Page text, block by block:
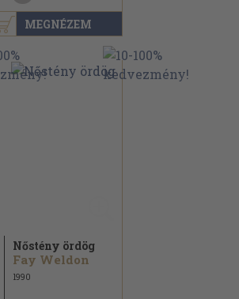
MEGNÉZEM
Nőstény ördög
Fay Weldon
1990